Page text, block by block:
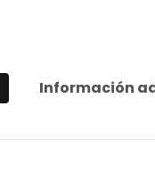
Información